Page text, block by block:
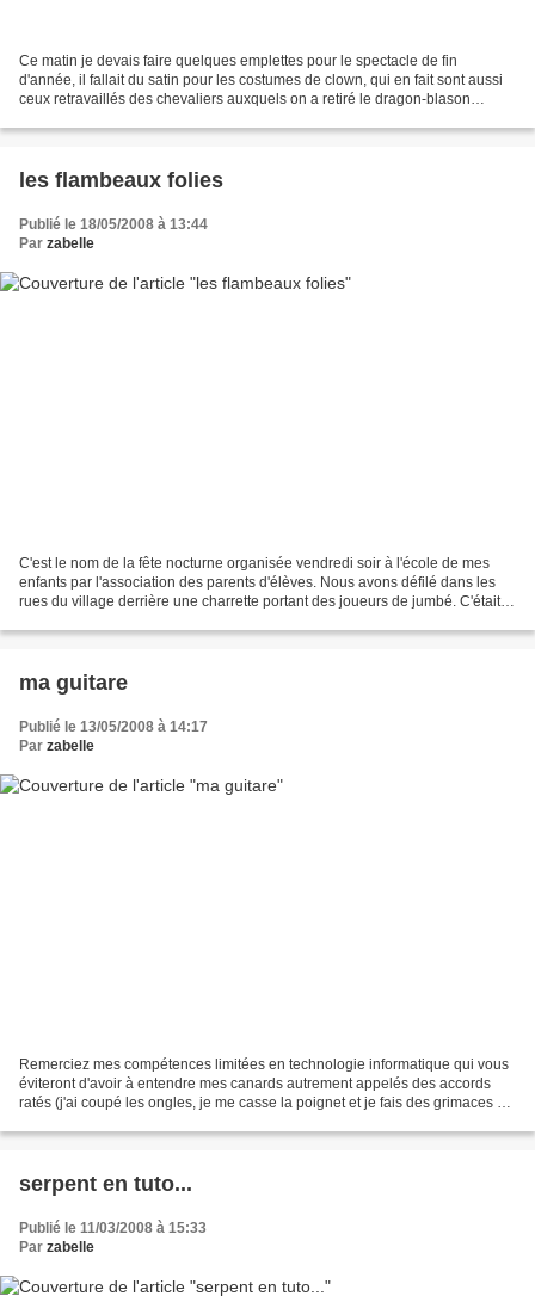
Ce matin je devais faire quelques emplettes pour le spectacle de fin
d'année, il fallait du satin pour les costumes de clown, qui en fait sont aussi
ceux retravaillés des chevaliers auxquels on a retiré le dragon-blason
les flambeaux folies
Publié le 18/05/2008 à 13:44
Par zabelle
C'est le nom de la fête nocturne organisée vendredi soir à l'école de mes
enfants par l'association des parents d'élèves. Nous avons défilé dans les
rues du village derrière une charrette portant des joueurs de jumbé. C'était
ma guitare
Publié le 13/05/2008 à 14:17
Par zabelle
Remerciez mes compétences limitées en technologie informatique qui vous
éviteront d'avoir à entendre mes canards autrement appelés des accords
ratés (j'ai coupé les ongles, je me casse la poignet et je fais des grimaces de
serpent en tuto...
Publié le 11/03/2008 à 15:33
Par zabelle